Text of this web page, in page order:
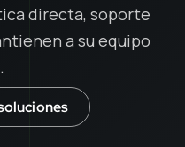
directa, soporte
a su equipo